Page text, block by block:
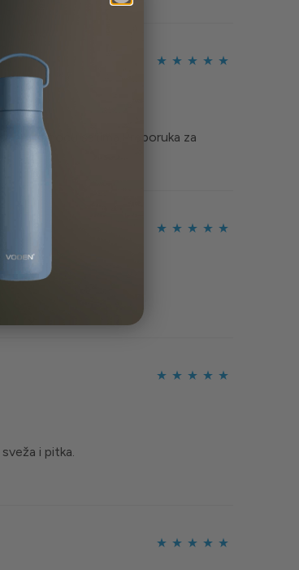
hladnoću satima.Preporuka za
i pitka.